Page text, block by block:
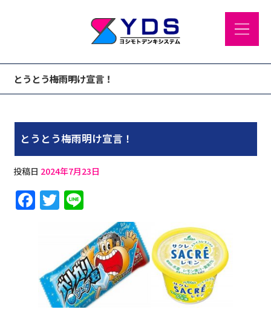
とうとう梅雨明け宣言！
とうとう梅雨明け宣言！
投稿日 2024年7月23日
F
b
o
T
te
r
e